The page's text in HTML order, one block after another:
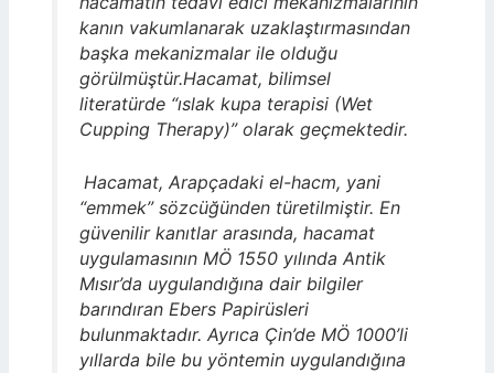
kanın vakumlanarak uzaklaştırmasından
başka mekanizmalar ile olduğu
görülmüştür.Hacamat, bilimsel
literatürde “ıslak kupa terapisi (Wet
Cupping Therapy)” olarak geçmektedir.
Hacamat, Arapçadaki el-hacm, yani
“emmek” sözcüğünden türetilmiştir. En
güvenilir kanıtlar arasında, hacamat
uygulamasının MÖ 1550 yılında Antik
Mısır’da uygulandığına dair bilgiler
barındıran Ebers Papirüsleri
bulunmaktadır. Ayrıca Çin’de MÖ 1000’li
yıllarda bile bu yöntemin uygulandığına